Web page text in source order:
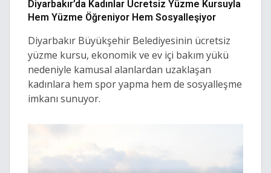
Diyarbakır’da Kadınlar Ücretsiz Yüzme Kursuyla
Hem Yüzme Öğreniyor Hem Sosyalleşiyor
Diyarbakır Büyükşehir Belediyesinin ücretsiz
yüzme kursu, ekonomik ve ev içi bakım yükü
nedeniyle kamusal alanlardan uzaklaşan
kadınlara hem spor yapma hem de sosyalleşme
imkanı sunuyor.